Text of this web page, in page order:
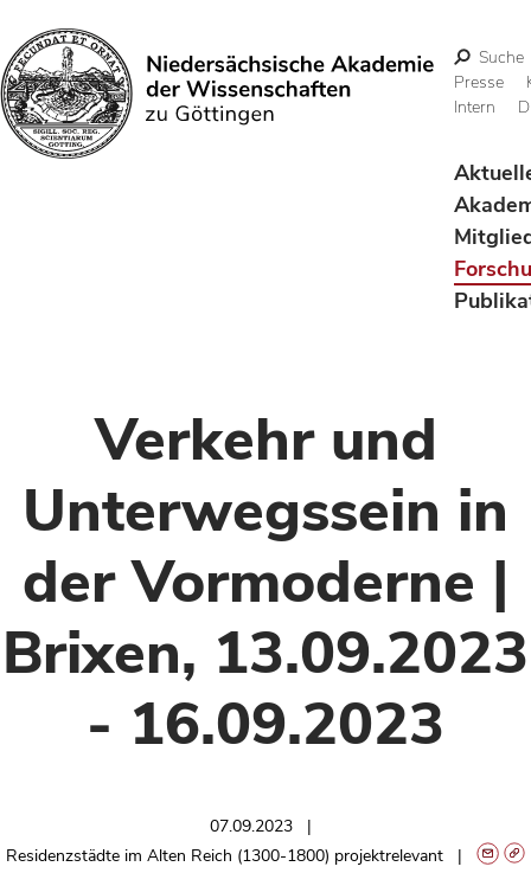
Suchen
Suche
Presse
Intern
Verkehr und
Unterwegssein in
der Vormoderne |
Brixen, 13.09.2023
- 16.09.2023
07.09.2023
Residenzstädte im Alten Reich (1300-1800) projektrelevant